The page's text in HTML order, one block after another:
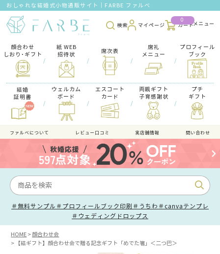
おしゃれな結婚式小物通販サイト｜FARBE ファルベ
検索 マイページ
0
カート
顔合わせ
しおり･ギフト
/
紙 WEB
招待状
/
席次表
/
席礼
メニュー
/
プロフィール
ブック
結婚
証明書
/
ウェルカム
ボード
/
エスコート
カード
/
両親ギフト
子育感謝状
/
プチ
ギフト
ファルべについて レビュー口コミ 実店舗情報 問い合わせ
＃無料サンプル ＃プロフィールブック印刷 ＃うちわ ＃canvaテンプレ
＃ウェディングドロップス
HOME
顔合わせ会
【結ギフト】顔合わせ会で贈る記念ギフト「めでた箸」＜二つ巴＞